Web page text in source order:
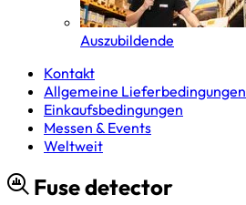
Auszubildende
Kontakt
Allgemeine Lieferbedingungen
Einkaufsbedingungen
Messen & Events
Weltweit
Fuse detector